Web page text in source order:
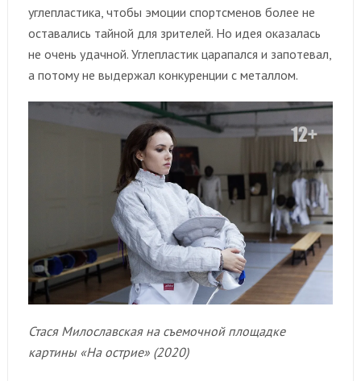
углепластика, чтобы эмоции спортсменов более не
оставались тайной для зрителей. Но идея оказалась
не очень удачной. Углепластик царапался и запотевал,
а потому не выдержал конкуренции с металлом.
Стася Милославская на съемочной площадке
картины «На острие» (2020)